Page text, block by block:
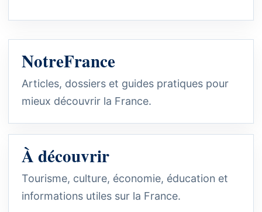
NotreFrance
Articles, dossiers et guides pratiques pour
mieux découvrir la France.
À découvrir
Tourisme, culture, économie, éducation et
informations utiles sur la France.